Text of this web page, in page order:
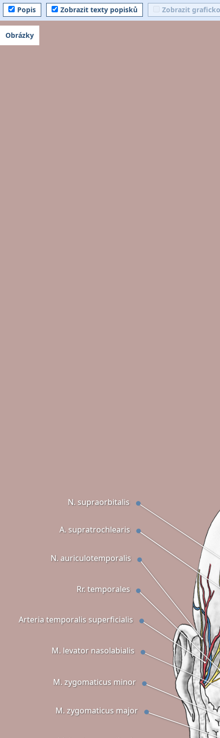
Popis Zobrazit texty popisků Zobrazit
M. zygomaticus major
M. levator nasolabialis
M. zygomaticus minor
A. supratrochlearis
N. supraorbitalis
Rr. temporales
N. auriculotemporalis
Arteria temporalis superficialis
Obrázky